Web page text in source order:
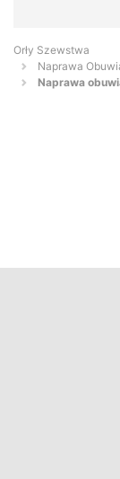
Orły Szewstwa
Naprawa
Naprawa